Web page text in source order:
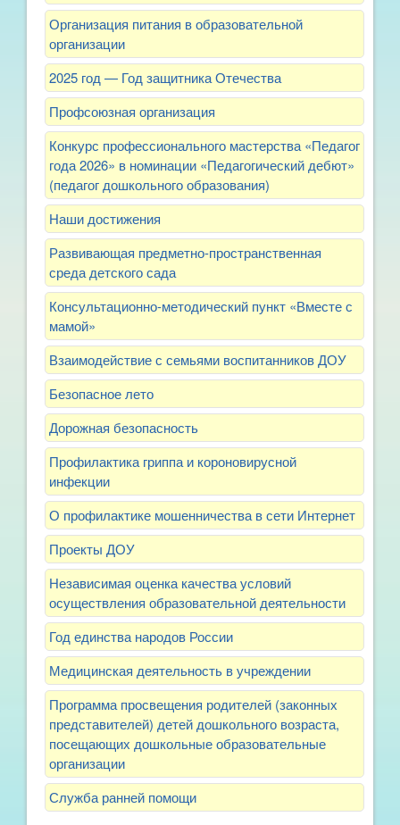
Организация питания в образовательной
организации
2025 год — Год защитника Отечества
Профсоюзная организация
Конкурс профессионального мастерства «Педагог
года 2026» в номинации «Педагогический дебют»
(педагог дошкольного образования)
Наши достижения
Развивающая предметно-пространственная
среда детского сада
Консультационно-методический пункт «Вместе с
мамой»
Взаимодействие с семьями воспитанников ДОУ
Безопасное лето
Дорожная безопасность
Профилактика гриппа и короновирусной
инфекции
О профилактике мошенничества в сети Интернет
Проекты ДОУ
Независимая оценка качества условий
осуществления образовательной деятельности
Год единства народов России
Медицинская деятельность в учреждении
Программа просвещения родителей (законных
представителей) детей дошкольного возраста,
посещающих дошкольные образовательные
организации
Служба ранней помощи